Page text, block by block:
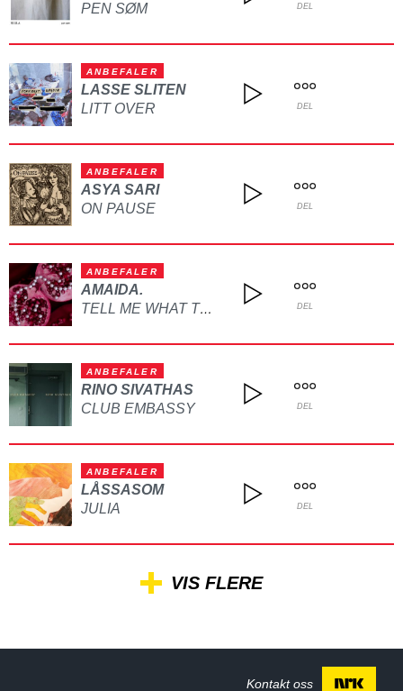
PEN SØM
DEL
ANBEFALER
LASSE SLITEN
LITT OVER
DEL
ANBEFALER
ASYA SARI
ON PAUSE
DEL
ANBEFALER
AMAIDA.
TELL ME WHAT TO DO DEL
ANBEFALER
RINO SIVATHAS
CLUB EMBASSY
DEL
ANBEFALER
LÅSSASOM
JULIA
DEL
VIS FLERE
Kontakt oss